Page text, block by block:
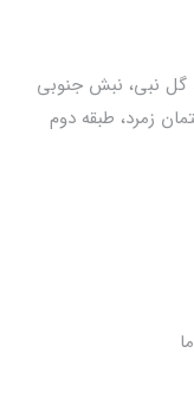
گل نبی، نبش جنوبی